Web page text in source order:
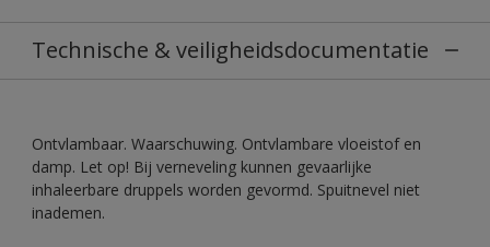
Technische & veiligheidsdocumentatie
Ontvlambaar. Waarschuwing. Ontvlambare vloeistof en
damp. Let op! Bij verneveling kunnen gevaarlijke
inhaleerbare druppels worden gevormd. Spuitnevel niet
inademen.